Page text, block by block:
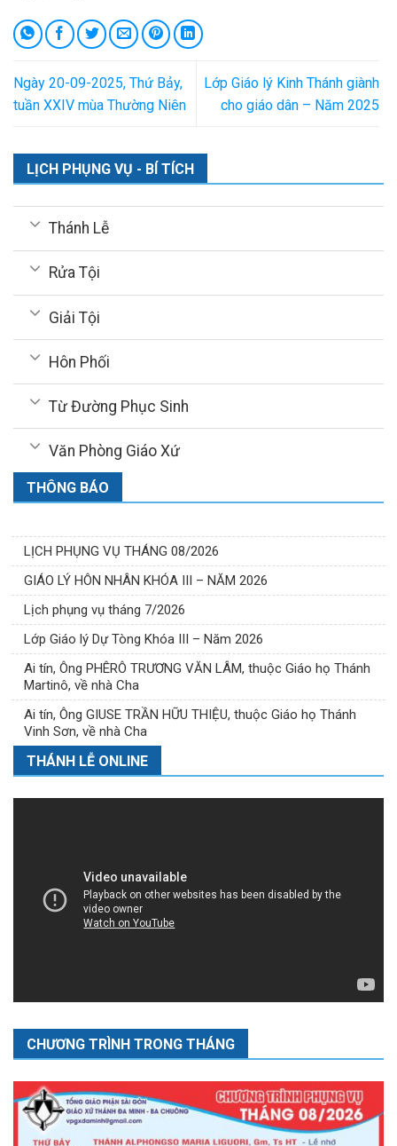
Ngày 20-09-2025, Thứ Bảy,
tuần XXIV mùa Thường Niên
Lớp Giáo lý Kinh Thánh giành
cho giáo dân – Năm 2025
LỊCH PHỤNG VỤ - BÍ TÍCH
Thánh Lễ
Rửa Tội
Giải Tội
Hôn Phối
Từ Đường Phục Sinh
Văn Phòng Giáo Xứ
THÔNG BÁO
LỊCH PHỤNG VỤ THÁNG 08/2026
GIÁO LÝ HÔN NHÂN KHÓA III – NĂM 2026
Lịch phụng vụ tháng 7/2026
Lớp Giáo lý Dự Tòng Khóa III – Năm 2026
Ai tín, Ông PHÊRÔ TRƯƠNG VĂN LÂM, thuộc Giáo họ Thánh
Martinô, về nhà Cha
Ai tín, Ông GIUSE TRẦN HỮU THIỆU, thuộc Giáo họ Thánh
Vinh Sơn, về nhà Cha
THÁNH LỄ ONLINE
CHƯƠNG TRÌNH TRONG THÁNG